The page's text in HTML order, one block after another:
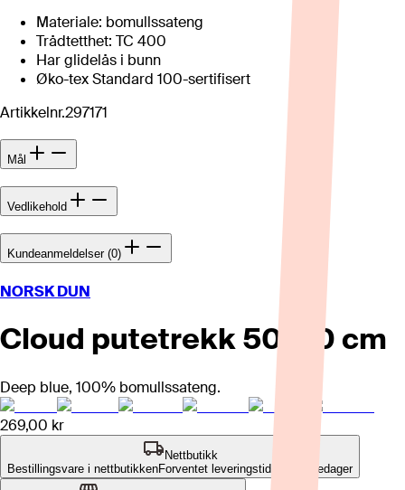
Materiale: bomullssateng
Trådtetthet: TC 400
Har glidelås i bunn
Øko-tex Standard 100-sertifisert
Artikkelnr.297171
Mål
Vedlikehold
Kundeanmeldelser (0)
NORSK DUN
Cloud putetrekk 50x70 cm
Deep blue, 100% bomullssateng.
269,00 kr
Nettbutikk
Bestillingsvare i nettbutikkenForventet leveringstid: 2-7 virkedager